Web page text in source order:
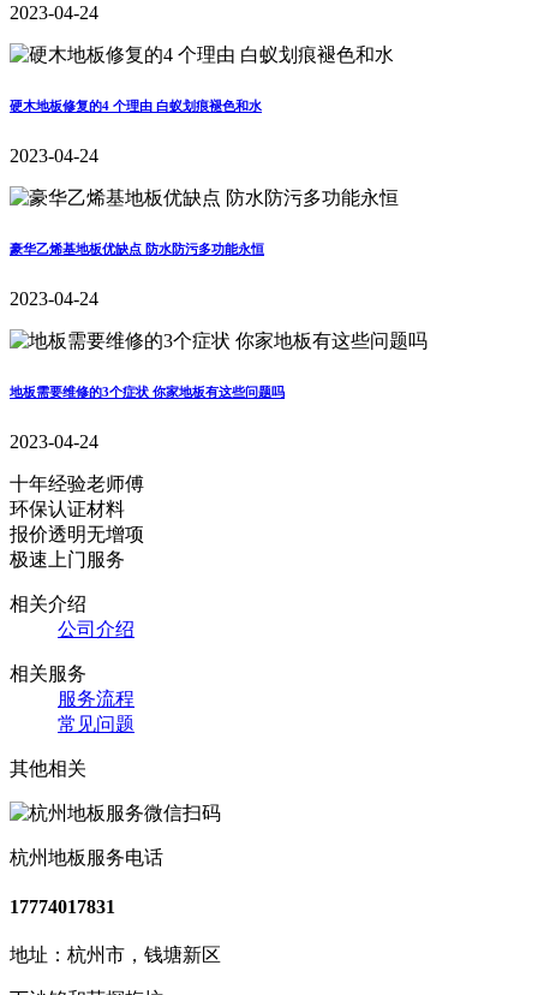
2023-04-24
硬木地板修复的4 个理由 白蚁划痕褪色和水
2023-04-24
豪华乙烯基地板优缺点 防水防污多功能永恒
2023-04-24
地板需要维修的3个症状 你家地板有这些问题吗
2023-04-24
十年经验老师傅
环保认证材料
报价透明无增项
极速上门服务
相关介绍
公司介绍
相关服务
服务流程
常见问题
其他相关
杭州地板服务电话
17774017831
地址：杭州市，钱塘新区